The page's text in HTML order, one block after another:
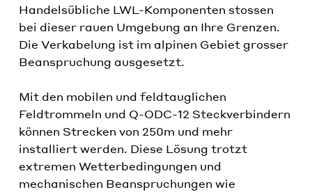
Handelsübliche LWL-Komponenten stossen
bei dieser rauen Umgebung an Ihre Grenzen.
Die Verkabelung ist im alpinen Gebiet grosser
Beanspruchung ausgesetzt.
Mit den mobilen und feldtauglichen
Feldtrommeln und Q-ODC-12 Steckverbindern
können Strecken von 250m und mehr
installiert werden. Diese Lösung trotzt
extremen Wetterbedingungen und
mechanischen Beanspruchungen wie